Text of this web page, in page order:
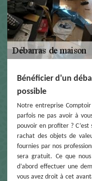
Bénéficier d'un
possible
Notre entreprise
parfois ne pas avoir à
pouvoir en profiter ?
rachat des objets de
fournies par nos
sera gratuit. Ce que
d’abord effectuer une
vous avez droit à cet